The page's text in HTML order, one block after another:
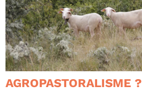
AGROPASTORALISME ?